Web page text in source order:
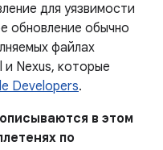
для уязвимости
обновление обычно
файлах
и Nexus, которые
Developers.
в этом
по